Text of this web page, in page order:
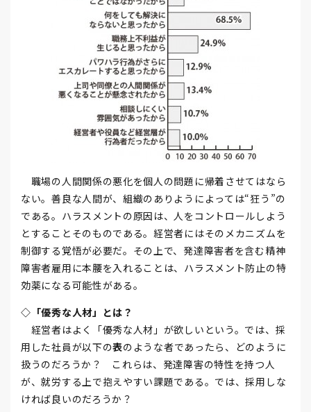
職場の人間関係の悪化を個人の問題に帰着させてはなら
ない。善良な人間が、組織のありようによっては“狂う”の
である。ハラスメントの原因は、人をコントロールしよう
とすることそのものである。経営者にはそのメカニズムを
制御する覚悟が必要だ。その上で、発達障害者を含む精神
障害者雇用に本腰を入れることは、ハラスメント防止の特
効薬になる可能性がある。
◇「優秀な人材」とは？
経営者はよく「優秀な人材」が欲しいという。では、採
用した社員が以下の表のような者であったら、どのように
扱うのだろうか？ これらは、発達障害の特性を持つ人
が、就労する上で抱えやすい課題である。では、採用しな
ければ良いのだろうか？